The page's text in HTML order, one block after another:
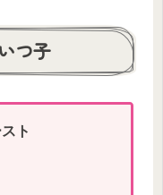
つ子
ト